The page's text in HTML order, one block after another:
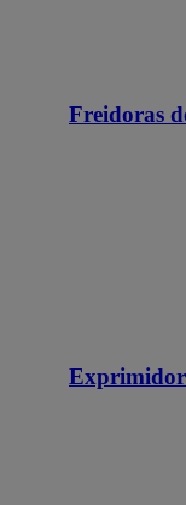
Freidoras